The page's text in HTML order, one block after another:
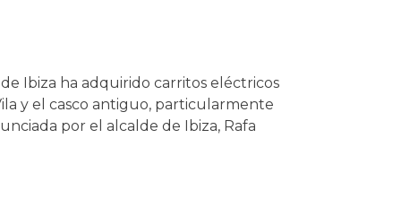
Ibiza ha adquirido carritos eléctricos
y el casco antiguo, particularmente
por el alcalde de Ibiza, Rafa